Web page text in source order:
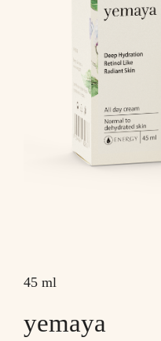
45 ml
yemaya